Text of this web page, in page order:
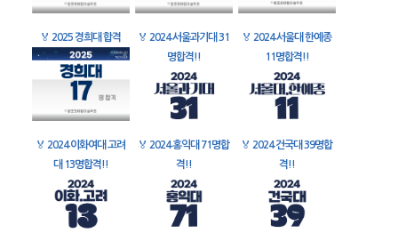
🏅 2025 경희대 합격 🏅 2024 서울과기대 31
명합격!!
🏅 2024 서울대 한예종
11명합격!!
🏅 2024 이화여대 고려
대 13명합격!!
🏅 2024 홍익대 71명합
격!!
🏅 2024 건국대 39명합
격!!